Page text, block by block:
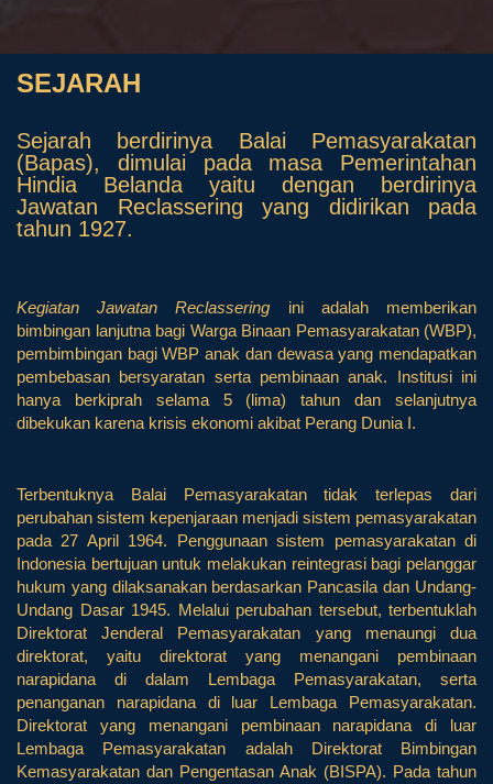
SEJARAH
Sejarah berdirinya Balai Pemasyarakatan
(Bapas), dimulai pada masa Pemerintahan
Hindia Belanda yaitu dengan berdirinya
Jawatan Reclassering yang didirikan pada
tahun 1927.
Kegiatan Jawatan Reclassering ini adalah memberikan
bimbingan lanjutna bagi Warga Binaan Pemasyarakatan (WBP),
pembimbingan bagi WBP anak dan dewasa yang mendapatkan
pembebasan bersyaratan serta pembinaan anak. Institusi ini
hanya berkiprah selama 5 (lima) tahun dan selanjutnya
dibekukan karena krisis ekonomi akibat Perang Dunia I.
Terbentuknya Balai Pemasyarakatan tidak terlepas dari
perubahan sistem kepenjaraan menjadi sistem pemasyarakatan
pada 27 April 1964. Penggunaan sistem pemasyarakatan di
Indonesia bertujuan untuk melakukan reintegrasi bagi pelanggar
hukum yang dilaksanakan berdasarkan Pancasila dan Undang-
Undang Dasar 1945. Melalui perubahan tersebut, terbentuklah
Direktorat Jenderal Pemasyarakatan yang menaungi dua
direktorat, yaitu direktorat yang menangani pembinaan
narapidana di dalam Lembaga Pemasyarakatan, serta
penanganan narapidana di luar Lembaga Pemasyarakatan.
Direktorat yang menangani pembinaan narapidana di luar
Lembaga Pemasyarakatan adalah Direktorat Bimbingan
Kemasyarakatan dan Pengentasan Anak (BISPA). Pada tahun